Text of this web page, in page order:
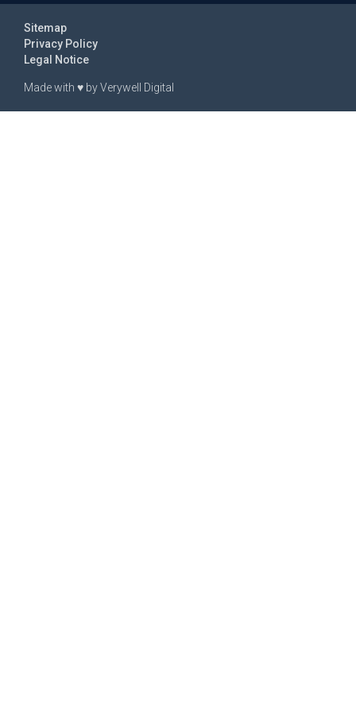
Made with ♥ byVerywell Digital
Legal Notice
Privacy Policy
Sitemap